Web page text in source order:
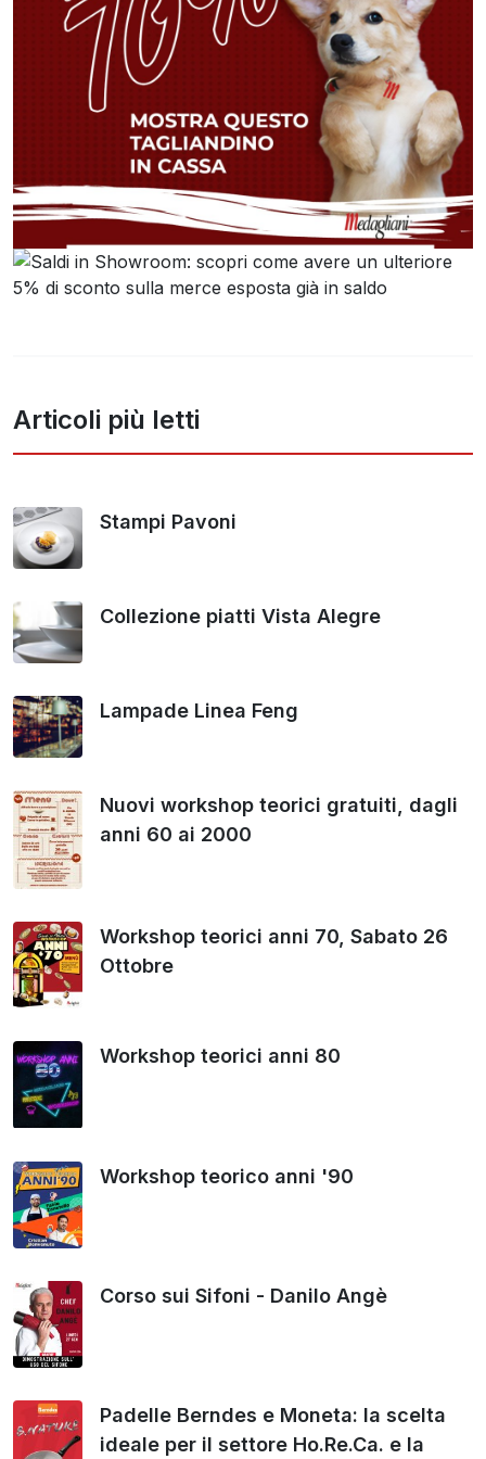
Articoli più letti
Stampi Pavoni
Collezione piatti Vista Alegre
Lampade Linea Feng
Nuovi workshop teorici gratuiti, dagli
anni 60 ai 2000
Workshop teorici anni 70, Sabato 26
Ottobre
Workshop teorici anni 80
Workshop teorico anni '90
Corso sui Sifoni - Danilo Angè
Padelle Berndes e Moneta: la scelta
ideale per il settore Ho.Re.Ca. e la